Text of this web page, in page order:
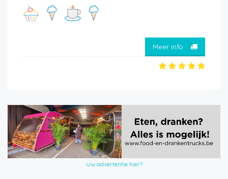
Meer info
Uw advertentie hier?